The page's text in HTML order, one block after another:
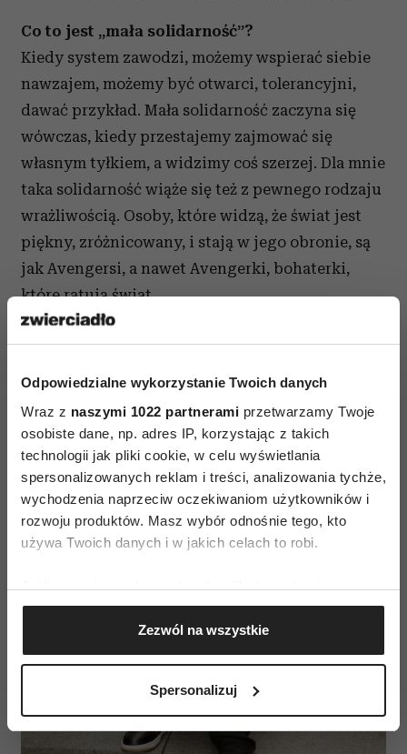
Odpowiedzialne wykorzystanie Twoich danych
Wraz z naszymi 1022 partnerami przetwarzamy Twoje
osobiste dane, np. adres IP, korzystając z takich
technologii jak pliki cookie, w celu wyświetlania
spersonalizowanych reklam i treści, analizowania tychże,
wychodzenia naprzeciw oczekiwaniom użytkowników i
rozwoju produktów. Masz wybór odnośnie tego, kto
używa Twoich danych i w jakich celach to robi.
Jeśli wyrazisz na to zgodę, chcielibyśmy również:
Gromadzić dane dotyczące Twojej lokalizacji
geograficznej z dokładnością nawet do kilku metrów
Identyfikować Twoje urządzenie, aktywnie
(fingerprinting, czyli wirtualny odcisk palca)
dane są przetwarzane oraz ustaw własne preferencje w
Zezwól na wszystkie
Spersonalizuj
Co to jest „mała solidarność”?
Kiedy system zawodzi, możemy wspierać siebie
nawzajem, możemy być otwarci, tolerancyjni,
dawać przykład. Mała solidarność zaczyna się
wówczas, kiedy przestajemy zajmować się
własnym tyłkiem, a widzimy coś szerzej. Dla mnie
taka solidarność wiąże się też z pewnego rodzaju
wrażliwością. Osoby, które widzą, że świat jest
piękny, zróżnicowany, i stają w jego obronie, są
jak Avengersi, a nawet Avengerki, bohaterki,
które ratują świat.